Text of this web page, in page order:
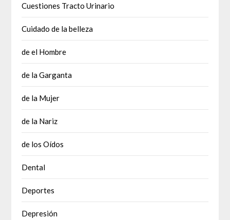
Cuestiones Tracto Urinario
Cuidado de la belleza
de el Hombre
de la Garganta
de la Mujer
de la Nariz
de los Oídos
Dental
Deportes
Depresión